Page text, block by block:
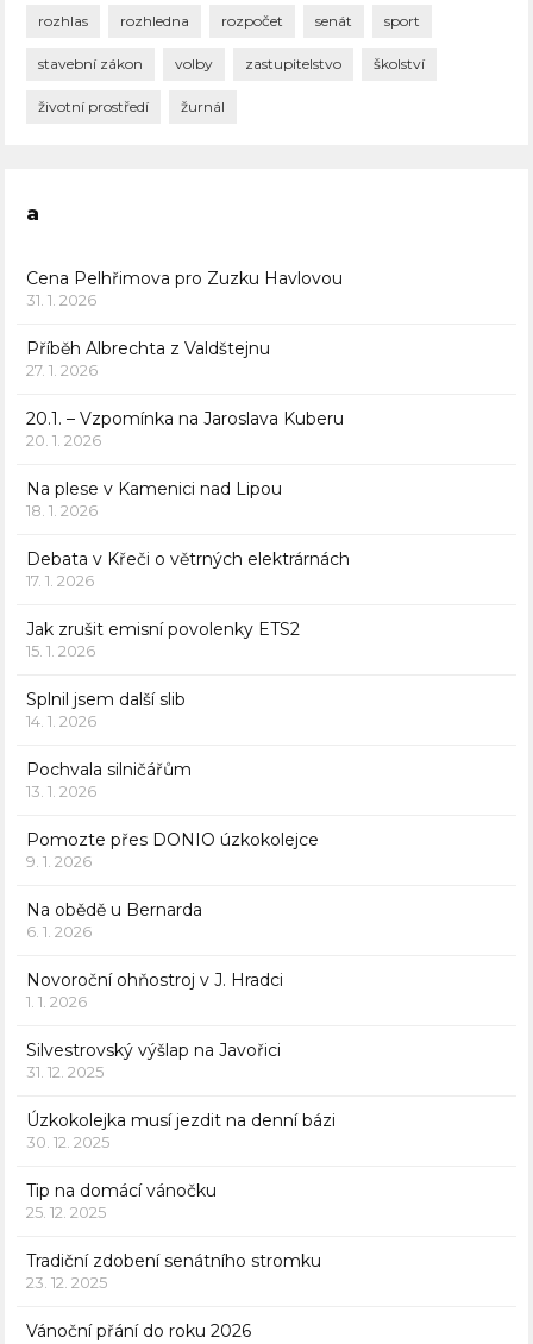
rozhlas rozhledna rozpočet senát sport
stavební zákon volby zastupitelstvo školství
životní prostředí žurnál
a
Cena Pelhřimova pro Zuzku Havlovou
31. 1. 2026
Příběh Albrechta z Valdštejnu
27. 1. 2026
20.1. – Vzpomínka na Jaroslava Kuberu
20. 1. 2026
Na plese v Kamenici nad Lipou
18. 1. 2026
Debata v Křeči o větrných elektrárnách
17. 1. 2026
Jak zrušit emisní povolenky ETS2
15. 1. 2026
Splnil jsem další slib
14. 1. 2026
Pochvala silničářům
13. 1. 2026
Pomozte přes DONIO úzkokolejce
9. 1. 2026
Na obědě u Bernarda
6. 1. 2026
Novoroční ohňostroj v J. Hradci
1. 1. 2026
Silvestrovský výšlap na Javořici
31. 12. 2025
Úzkokolejka musí jezdit na denní bázi
30. 12. 2025
Tip na domácí vánočku
25. 12. 2025
Tradiční zdobení senátního stromku
23. 12. 2025
Vánoční přání do roku 2026